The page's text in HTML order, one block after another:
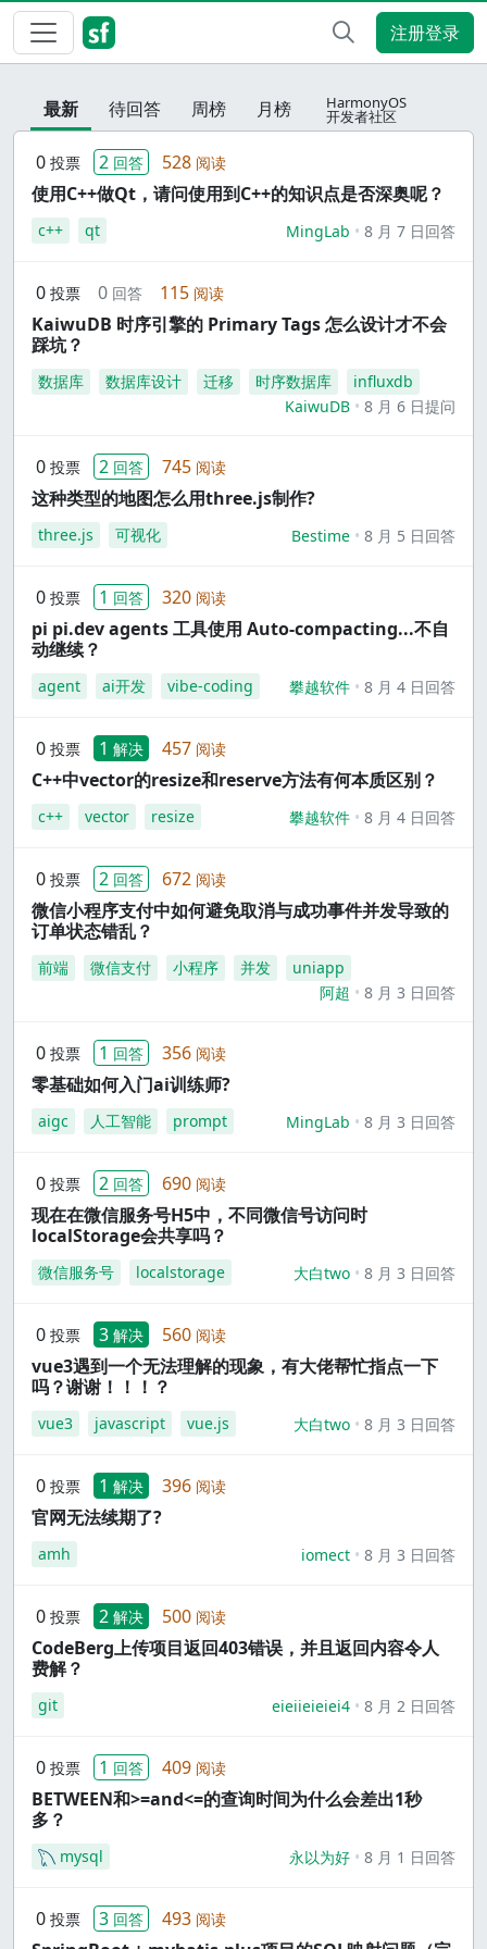
注册登录
最新 待回答 周榜 月榜 HarmonyOS
开发者社区
0 投票 2 回答 528 阅读
使用C++做Qt，请问使用到C++的知识点是否深奥呢？
c++ qt MingLab 8 月 7 日回答
0 投票 0 回答 115 阅读
KaiwuDB 时序引擎的 Primary Tags 怎么设计才不会
踩坑？
数据库 数据库设计 迁移 时序数据库
influxdb
KaiwuDB
8 月 6 日提问
0 投票 2 回答 745 阅读
这种类型的地图怎么用three.js制作?
three.js 可视化 Bestime 8 月 5 日回答
0 投票 1 回答 320 阅读
pi pi.dev agents 工具使用 Auto-compacting...不自
动继续？
agent ai开发 vibe-coding 攀越软件 8 月 4 日回答
0 投票 1 解决 457 阅读
C++中vector的resize和reserve方法有何本质区别？
c++ vector resize 攀越软件 8 月 4 日回答
0 投票 2 回答 672 阅读
微信小程序支付中如何避免取消与成功事件并发导致的
订单状态错乱？
前端 微信支付 小程序 并发
uniapp
阿超
8 月 3 日回答
0 投票 1 回答 356 阅读
零基础如何入门ai训练师?
aigc 人工智能 prompt MingLab 8 月 3 日回答
0 投票 2 回答 690 阅读
现在在微信服务号H5中，不同微信号访问时
localStorage会共享吗？
微信服务号 localstorage 大白two 8 月 3 日回答
0 投票 3 解决 560 阅读
vue3遇到一个无法理解的现象，有大佬帮忙指点一下
吗？谢谢！！！？
vue3 javascript vue.js 大白two 8 月 3 日回答
0 投票 1 解决 396 阅读
官网无法续期了?
amh iomect 8 月 3 日回答
0 投票 2 解决 500 阅读
CodeBerg上传项目返回403错误，并且返回内容令人
费解？
git eieiieieiei4 8 月 2 日回答
0 投票 1 回答 409 阅读
BETWEEN和>=and<=的查询时间为什么会差出1秒
多？
mysql 永以为好 8 月 1 日回答
0 投票 3 回答 493 阅读